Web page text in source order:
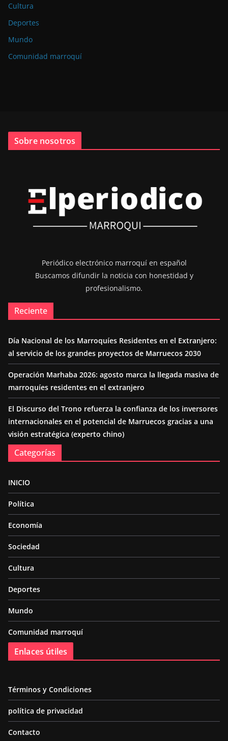
Cultura
Deportes
Mundo
Comunidad marroquí
Sobre nosotros
Periódico electrónico marroquí en español
Buscamos difundir la noticia con honestidad y
profesionalismo.
Reciente
Día Nacional de los Marroquíes Residentes en el Extranjero:
al servicio de los grandes proyectos de Marruecos 2030
Operación Marhaba 2026: agosto marca la llegada masiva de
marroquíes residentes en el extranjero
El Discurso del Trono refuerza la confianza de los inversores
internacionales en el potencial de Marruecos gracias a una
visión estratégica (experto chino)
Categorías
INICIO
Política
Economía
Sociedad
Cultura
Deportes
Mundo
Comunidad marroquí
Enlaces útiles
Términos y Condiciones
política de privacidad
Contacto